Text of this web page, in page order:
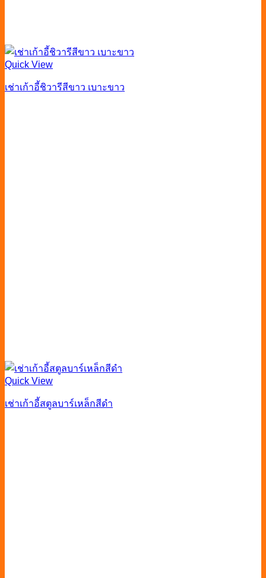
Quick View
เช่าเก้าอี้ชิวารีสีขาว เบาะขาว
Quick View
เช่าเก้าอี้สตูลบาร์เหล็กสีดำ